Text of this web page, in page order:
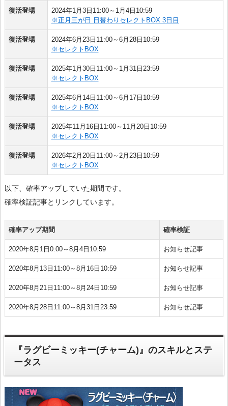
復活登場
2024年1月3日11:00～1月4日10:59
※正月三が日 日替わりセレクトBOX 3日目
復活登場
2024年6月23日11:00～6月28日10:59
※セレクトBOX
復活登場
2025年1月30日11:00～1月31日23:59
※セレクトBOX
復活登場
2025年6月14日11:00～6月17日10:59
※セレクトBOX
復活登場
2025年11月16日11:00～11月20日10:59
※セレクトBOX
復活登場
2026年2月20日11:00～2月23日10:59
※セレクトBOX
以下、確率アップしていた期間です。
確率検証記事とリンクしています。
確率アップ期間 確率検証
2020年8月1日0:00～8月4日10:59 お知らせ記事
2020年8月13日11:00～8月16日10:59 お知らせ記事
2020年8月21日11:00～8月24日10:59 お知らせ記事
2020年8月28日11:00～8月31日23:59 お知らせ記事
『ラグビーミッキー(チャーム)』のスキルとステ
ータス